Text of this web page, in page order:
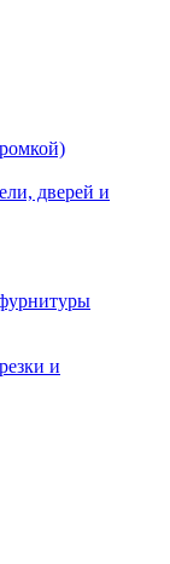
дверей и
и